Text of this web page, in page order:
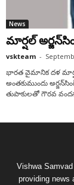
News
మార్షల్‌
vskteam -
భారత వైమానిక దళ
అంతకుముందు
తుపాకులతో గౌరవ
Vishwa
providing news